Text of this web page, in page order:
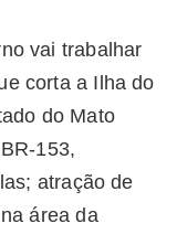
vai trabalhar
corta a Ilha do
do Mato
153,
atração de
área da